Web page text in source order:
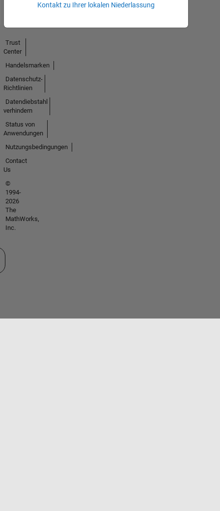
Kontakt zu Ihrer lokalen Niederlassung
Trust
Center
Handelsmarken
Datenschutz-
Richtlinien
Datendiebstahl
verhindern
Status von
Anwendungen
Nutzungsbedingungen
Contact
Us
©
1994-
2026
The
MathWorks,
Inc.